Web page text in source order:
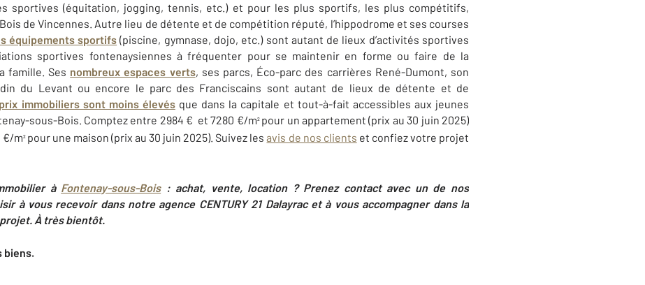
sportives (équitation, jogging, tennis, etc.) et pour les plus sportifs, les plus compétitifs,
de Vincennes. Autre lieu de détente et de compétition réputé, l’hippodrome et ses courses
équipements sportifs (piscine, gymnase, dojo, etc.) sont autant de lieux d’activités sportives
sportives fontenaysiennes à fréquenter pour se maintenir en forme ou faire de la
famille. Ses nombreux espaces verts, ses parcs, Éco-parc des carrières René-Dumont, son
du Levant ou encore le parc des Franciscains sont autant de lieux de détente et de
immobiliers sont moins élevésque dans la capitale et tout-à-fait accessibles aux jeunes
sous-Bois. Comptez entre 2984 € et 7280 €/m² pour un appartement (prix au 30 juin 2025)
€/m² pour une maison (prix au 30 juin 2025). Suivez lesavis de nos clients et confiez votre projet
à Fontenay-sous-Bois : achat, vente, location ? Prenez contact avec un de nos
à vous recevoir dans notre agence CENTURY 21 Dalayrac et à vous accompagner dans la
À très bientôt.
biens.